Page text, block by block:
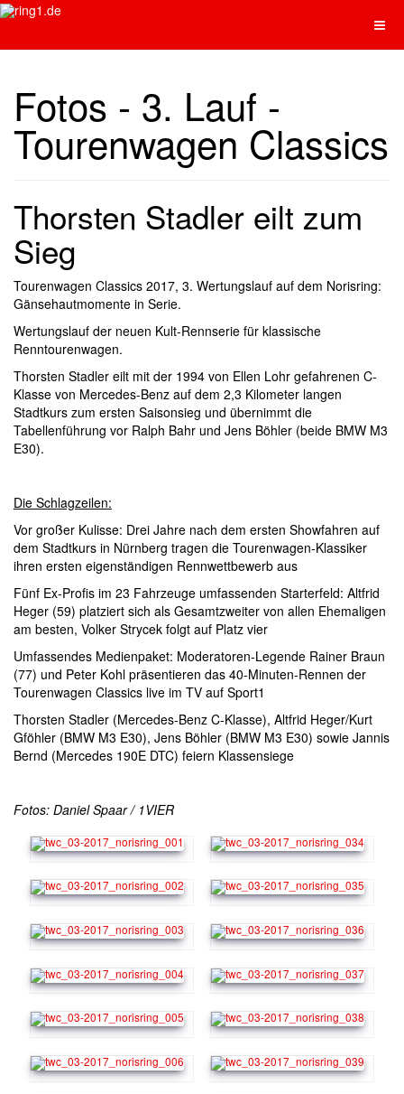
Fotos - 3. Lauf -
Tourenwagen Classics
Thorsten Stadler eilt zum
Sieg
Tourenwagen Classics 2017, 3. Wertungslauf auf dem Norisring:
Gänsehautmomente in Serie.
Wertungslauf der neuen Kult-Rennserie für klassische
Renntourenwagen.
Thorsten Stadler eilt mit der 1994 von Ellen Lohr gefahrenen C-
Klasse von Mercedes-Benz auf dem 2,3 Kilometer langen
Stadtkurs zum ersten Saisonsieg und übernimmt die
Tabellenführung vor Ralph Bahr und Jens Böhler (beide BMW M3
E30).
Die Schlagzeilen:
Vor großer Kulisse: Drei Jahre nach dem ersten Showfahren auf
dem Stadtkurs in Nürnberg tragen die Tourenwagen-Klassiker
ihren ersten eigenständigen Rennwettbewerb aus
Fünf Ex-Profis im 23 Fahrzeuge umfassenden Starterfeld: Altfrid
Heger (59) platziert sich als Gesamtzweiter von allen Ehemaligen
am besten, Volker Strycek folgt auf Platz vier
Umfassendes Medienpaket: Moderatoren-Legende Rainer Braun
(77) und Peter Kohl präsentieren das 40-Minuten-Rennen der
Tourenwagen Classics live im TV auf Sport1
Thorsten Stadler (Mercedes-Benz C-Klasse), Altfrid Heger/Kurt
Gföhler (BMW M3 E30), Jens Böhler (BMW M3 E30) sowie Jannis
Bernd (Mercedes 190E DTC) feiern Klassensiege
Fotos: Daniel Spaar / 1VIER